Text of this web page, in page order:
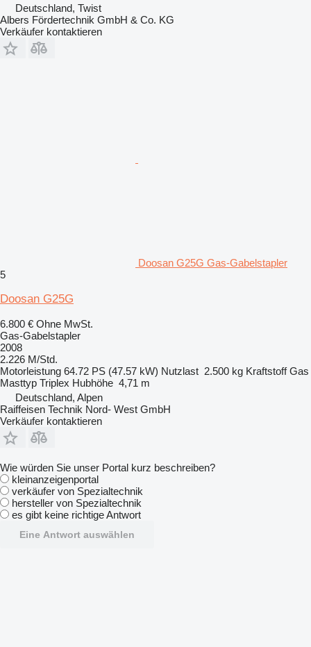
Deutschland, Twist
Albers Fördertechnik GmbH & Co. KG
Verkäufer kontaktieren
Doosan G25G Gas-Gabelstapler
5
Doosan G25G
6.800 € Ohne MwSt.
Gas-Gabelstapler
2008
2.226 M/Std.
Motorleistung 64.72 PS (47.57 kW) Nutzlast 2.500 kg Kraftstoff Gas
Masttyp Triplex Hubhöhe 4,71 m
Deutschland, Alpen
Raiffeisen Technik Nord- West GmbH
Verkäufer kontaktieren
Wie würden Sie unser Portal kurz beschreiben?
kleinanzeigenportal
verkäufer von Spezialtechnik
hersteller von Spezialtechnik
es gibt keine richtige Antwort
Eine Antwort auswählen